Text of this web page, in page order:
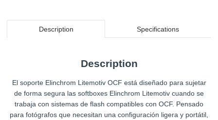
Description Specifications
Description
El soporte Elinchrom Litemotiv OCF está diseñado para sujetar
de forma segura las softboxes Elinchrom Litemotiv cuando se
trabaja con sistemas de flash compatibles con OCF. Pensado
para fotógrafos que necesitan una configuración ligera y portátil,